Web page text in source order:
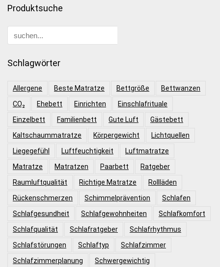
Produktsuche
Schlagwörter
Allergene Beste Matratze Bettgröße
Bettwanzen
CO₂
Ehebett Einrichten
Einschlafrituale
Einzelbett
Familienbett Gute Luft
Gästebett
Kaltschaummatratze
Körpergewicht
Lichtquellen
Liegegefühl
Luftfeuchtigkeit
Luftmatratze
Matratze
Matratzen Paarbett
Ratgeber
Raumluftqualität
Richtige Matratze
Rollläden
Rückenschmerzen
Schimmelprävention
Schlafen
Schlafgesundheit
Schlafgewohnheiten
Schlafkomfort
Schlafqualität
Schlafratgeber
Schlafrhythmus
Schlafstörungen
Schlaftyp
Schlafzimmer
Schlafzimmerplanung
Schwergewichtig